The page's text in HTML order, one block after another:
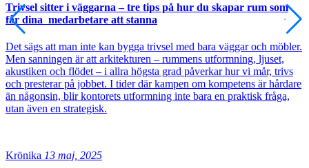
Trivsel sitter i väggarna – tre tips på hur du skapar rum som
får dina medarbetare att stanna
Det sägs att man inte kan bygga trivsel med bara väggar och möbler.
Men sanningen är att arkitekturen – rummens utformning, ljuset,
akustiken och flödet – i allra högsta grad påverkar hur vi mår, trivs
och presterar på jobbet. I tider där kampen om kompetens är hårdare
än någonsin, blir kontorets utformning inte bara en praktisk fråga,
utan även en strategisk.
Krönika 13 maj, 2025